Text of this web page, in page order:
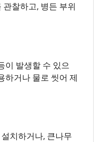
찰하고, 병든 부위
이 발생할 수 있으
하거나 물로 씻어 제
치하거나, 큰나무